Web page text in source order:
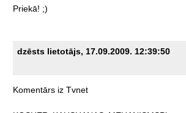
Priekā! ;)
dzēsts lietotājs, 17.09.2009. 12:39:50
Komentārs iz Tvnet